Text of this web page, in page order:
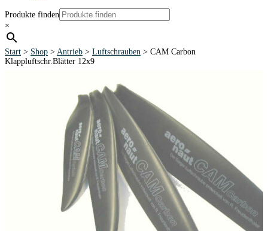
Produkte finden
×
Start > Shop > Antrieb > Luftschrauben > CAM Carbon
Klappluftschr.Blätter 12x9